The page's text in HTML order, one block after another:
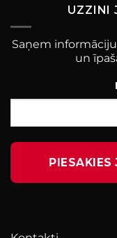
UZZINI
Saņem
un